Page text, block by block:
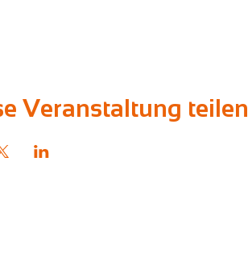
Veranstaltung teilen